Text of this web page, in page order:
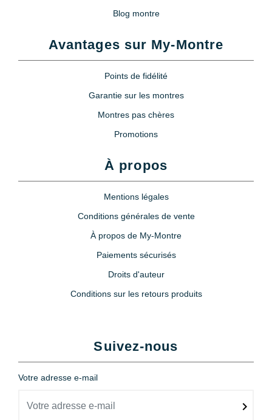
Blog montre
Avantages sur My-Montre
Points de fidélité
Garantie sur les montres
Montres pas chères
Promotions
À propos
Mentions légales
Conditions générales de vente
À propos de My-Montre
Paiements sécurisés
Droits d'auteur
Conditions sur les retours produits
Suivez-nous
Votre adresse e-mail